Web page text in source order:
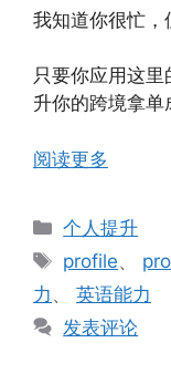
我知道你很忙，
只要你应用这
升你的跨境拿单
阅读更多
分
个人提升
标
签
profile、
力 、 英语能力
发表评论